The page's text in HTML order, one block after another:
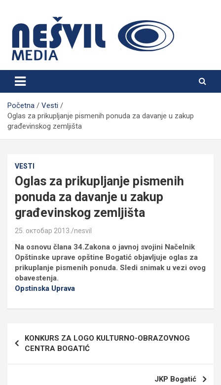
content
Nešvil Media Bogatić
Početna
Vesti
Oglas za prikupljanje pismenih ponuda za davanje u zakup
građevinskog zemljišta
VESTI
Oglas za prikupljanje pismenih
ponuda za davanje u zakup
građevinskog zemljišta
25. октобар 2013. nesvil
Na osnovu člana 34.Zakona o javnoj svojini Načelnik
Opštinske uprave opštine Bogatić objavljuje oglas za
prikuplanje pismenih ponuda. Sledi snimak u vezi ovog
obavestenja.
Opstinska Uprava
чланка
KONKURS ZA LOGO KULTURNO-OBRAZOVNOG
CENTRA BOGATIĆ
JKP Bogatić